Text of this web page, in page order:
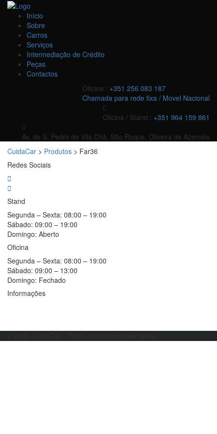
Início
Sobre
Carros
Serviços
Intermediação de Crédito
Peças
Contactos
Oficina : +351 256 083 187
Chamada para rede fixa / Movel Nacional
Oficina / Stand : +351 964 159 861
Av. de S. Pedro de Vila Chã, São Roque, Oliveira de Azeméis
CuidaCar > Produtos > Far36
Redes Sociais
Stand
Segunda – Sexta: 08:00 – 19:00
Sábado: 09:00 – 19:00
Domingo: Aberto
Oficina
Segunda – Sexta: 08:00 – 19:00
Sábado: 09:00 – 13:00
Domingo: Fechado
Informações